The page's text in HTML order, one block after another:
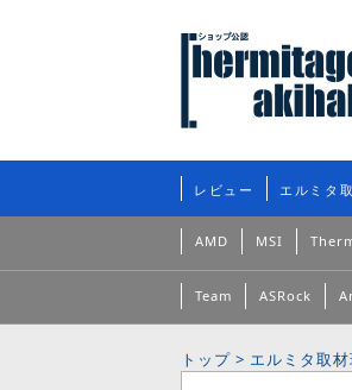
レビュー エルミタ
AMD MSI
Team ASRock
トップ > エルミタ取